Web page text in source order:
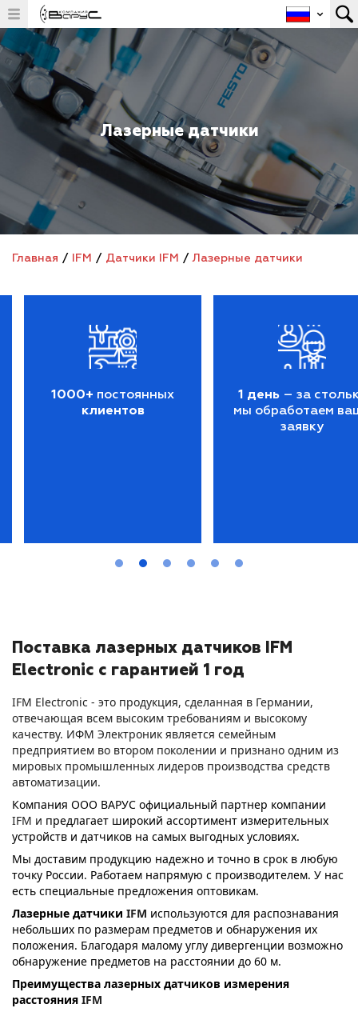
Лазерные датчики
Главная / IFM / Датчики IFM / Лазерные датчики
1000+ постоянных
клиентов
1 день– за
мы обработаем
заявку
Поставка лазерных датчиков IFM
Electronic с гарантией 1 год
IFM Electronic - это продукция, сделанная в Германии,
отвечающая всем высоким требованиям и высокому
качеству. ИФМ Электроник является семейным
предприятием во втором поколении и признано одним из
мировых промышленных лидеров производства средств
автоматизации.
Компания ООО ВАРУС официальный партнер компании
IFM и предлагает широкий ассортимент измерительных
устройств и датчиков на самых выгодных условиях.
Мы доставим продукцию надежно и точно в срок в любую
точку России. Работаем напрямую с производителем. У нас
есть специальные предложения оптовикам.
Лазерные датчики IFM используются для распознавания
небольших по размерам предметов и обнаружения их
положения. Благодаря малому углу дивергенции возможно
обнаружение предметов на расстоянии до 60 м.
Преимущества лазерных датчиков измерения
расстояния IFM